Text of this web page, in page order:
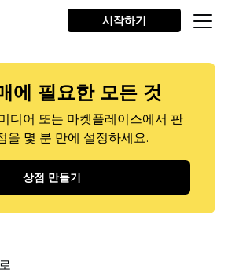
시작하기
에 필요한 모든 것
디어 또는 마켓플레이스에서 판
을 몇 분 만에 설정하세요.
상점 만들기